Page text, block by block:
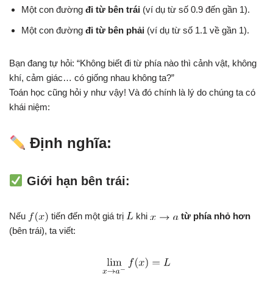
Một con đường đi từ bên trái (ví dụ từ số 0.9 đến gần 1).
Một con đường đi từ bên phải (ví dụ từ số 1.1 về gần 1).
Bạn đang tự hỏi: “Không biết đi từ phía nào thì cảnh vật, không
khí, cảm giác… có giống nhau không ta?”
Toán học cũng hỏi y như vậy! Và đó chính là lý do chúng ta có
khái niệm:
Định nghĩa:
Giới hạn bên trái:
Nếu tiến đến một giá trị khi
từ phía nhỏ hơn
(bên trái), ta viết: